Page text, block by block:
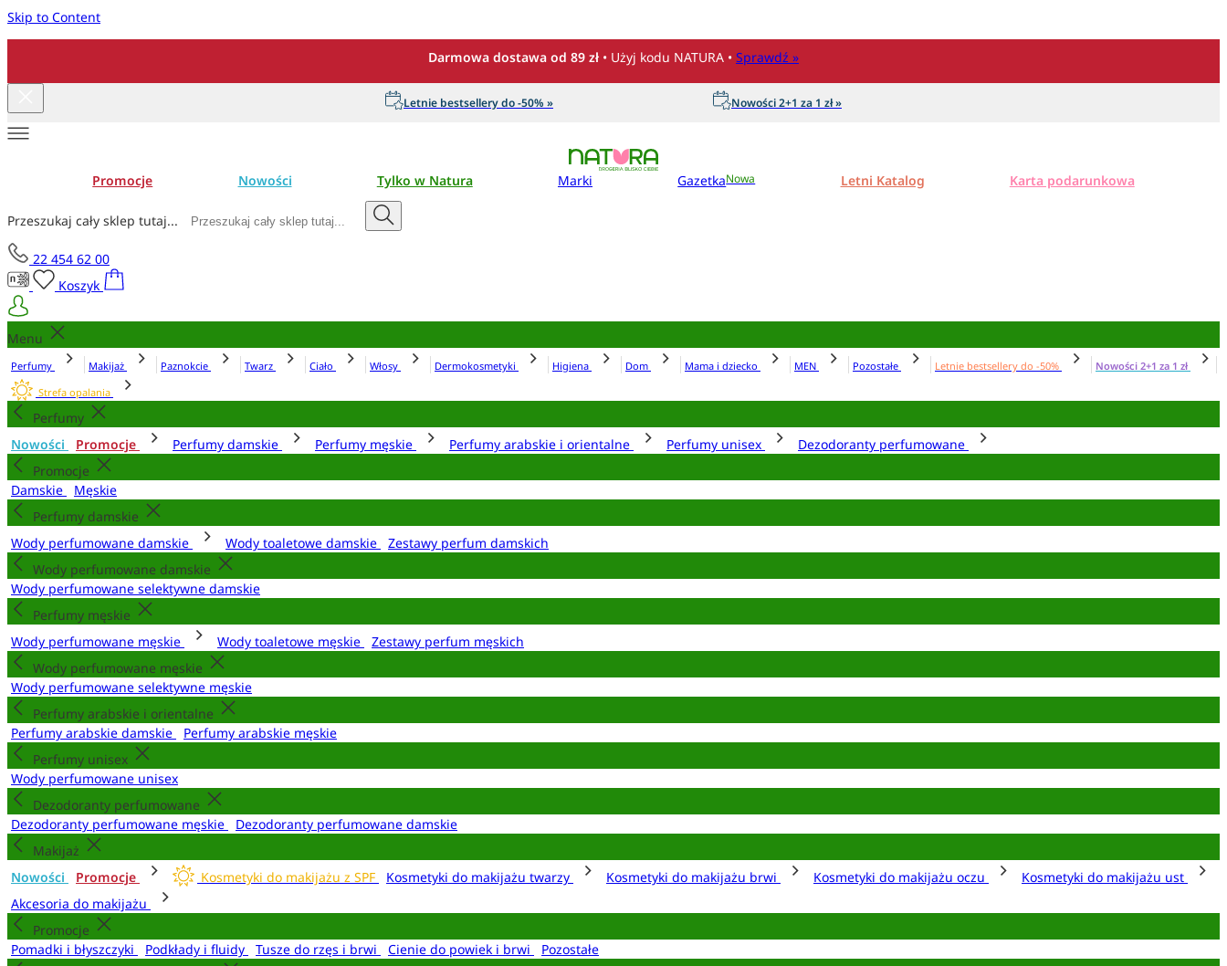
Skip to Content
Darmowa dostawa od 89 zł • Użyj kodu NATURA • Sprawdź »
Letnie bestsellery do -50% » Nowości 2+1 za 1 zł »
Promocje Nowości Tylko w Natura Marki GazetkaNowa Letni Katalog Karta podarunkowa
Przeszukaj cały sklep tutaj...
22 454 62 00
Koszyk
Menu
Perfumy Makijaż Paznokcie Twarz Ciało Włosy Dermokosmetyki Higiena Dom Mama i dziecko MEN Pozostałe Letnie bestsellery do -50%
Nowości 2+1 za 1 zł
Strefa opalania
Perfumy
Nowości
Promocje Perfumy damskie Perfumy męskie Perfumy arabskie i orientalne Perfumy unisex
Dezodoranty perfumowane
Promocje
Damskie
Męskie
Perfumy damskie
Wody perfumowane damskie
Wody toaletowe damskie
Zestawy perfum damskich
Wody perfumowane damskie
Wody perfumowane selektywne damskie
Perfumy męskie
Wody perfumowane męskie
Wody toaletowe męskie
Zestawy perfum męskich
Wody perfumowane męskie
Wody perfumowane selektywne męskie
Perfumy arabskie i orientalne
Perfumy arabskie damskie
Perfumy arabskie męskie
Perfumy unisex
Wody perfumowane unisex
Dezodoranty perfumowane
Dezodoranty perfumowane męskie
Dezodoranty perfumowane damskie
Makijaż
Nowości
Promocje Kosmetyki do makijażu z SPF Kosmetyki do makijażu twarzy Kosmetyki do makijażu brwi Kosmetyki do makijażu oczu
Kosmetyki do makijażu ust
Akcesoria do makijażu
Promocje
Pomadki i błyszczyki
Podkłady i fluidy Tusze do rzęs i brwi Cienie do powiek i brwi
Pozostałe